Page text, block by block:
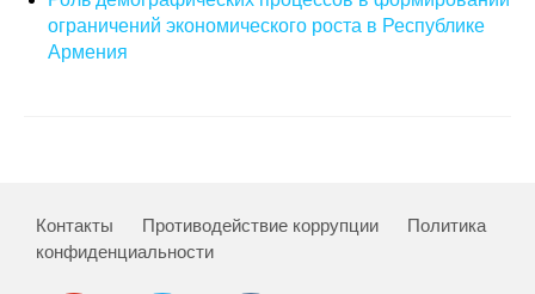
Научные труды
Информация для авторов
ограничений экономического роста в Республике
Армения
Контакты Противодействие коррупции
Политика
конфиденциальности